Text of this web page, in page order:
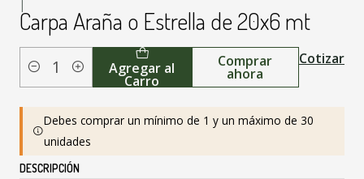
|
Carpa Araña o Estrella de 20x6 mt
Cantidad Agregar al
Carro
Comprar
ahora
Cotizar
Debes comprar un mínimo de 1 y un máximo de 30
unidades
DESCRIPCIÓN